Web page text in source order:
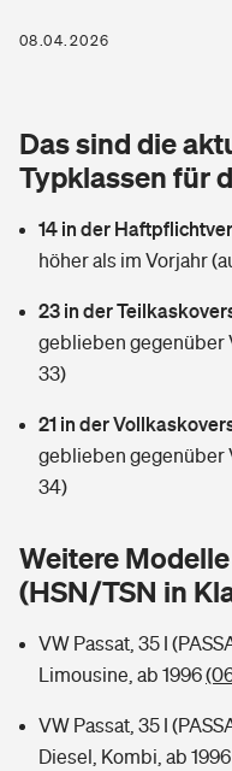
Zur Übersicht
Tools
Wer versichert was: Jetzt
Sie haben Fragen?
Glasversicherung
Mietkautionsversicherung
Restkreditversicherung
Tools
Hochwasser-Check: Wie
Sie haben Fragen?
Kinderunfall­ver­si­che­rung
Kinderinvalidität
Reiseversicherung
Hundehalter-Haftpflicht
Handyversicherung
Private Cyberversicherung
Zur Übersicht
Private
Dread-Disease-
Tierkrankenversicherung
Tools
Wer versichert was: Jetzt
Rentenrechner: Wie viel
08.04.2026
Das sind die
Typklassen für
14 in der
höher als im Vorjahr
23 in der
geblieben gegenüber
33)
21 in der
geblieben gegenüber
34)
Weitere
(HSN/TSN in
VW Passat, 35 I
Limousine, ab 1996
VW Passat, 35 I
Diesel, Kombi, ab 1996